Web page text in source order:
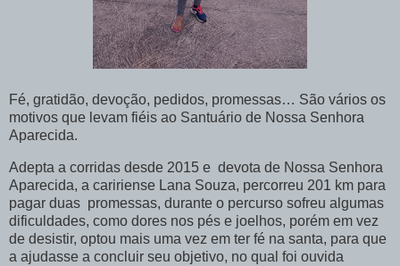
Fé, gratidão, devoção, pedidos, promessas… São vários os
motivos que levam fiéis ao Santuário de Nossa Senhora
Aparecida.
Adepta a corridas desde 2015 e devota de Nossa Senhora
Aparecida, a caririense Lana Souza, percorreu 201 km para
pagar duas promessas, durante o percurso sofreu algumas
dificuldades, como dores nos pés e joelhos, porém em vez
de desistir, optou mais uma vez em ter fé na santa, para que
a ajudasse a concluir seu objetivo, no qual foi ouvida